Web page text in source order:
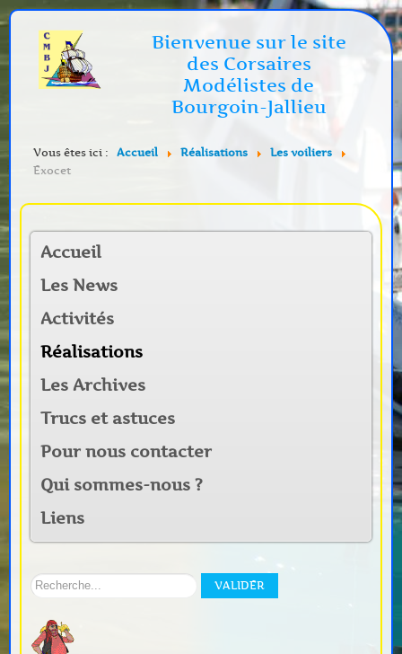
Bienvenue sur le site
des Corsaires
Modélistes de
Bourgoin-Jallieu
Vous êtes ici : Accueil Réalisations
Les voiliers
Exocet
Accueil
Les News
Activités
Réalisations
Les Archives
Trucs et astuces
Pour nous contacter
Qui sommes-nous ?
Liens
Rechercher
site:
VALIDER